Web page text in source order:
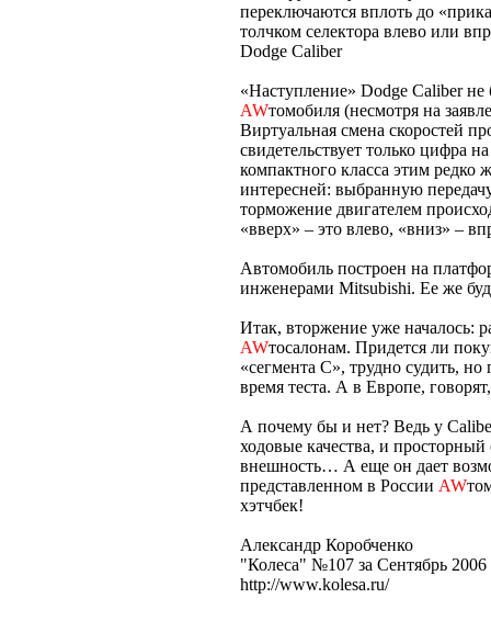
переключаются вплоть до
толчком селектора влево или
Dodge Caliber
«Наступление» Dodge Caliber не
AWтомобиля (несмотря на
Виртуальная смена скоростей
свидетельствует только цифра
компактного класса этим
интересней: выбранную
торможение двигателем
«вверх» – это влево, «вниз» –
Автомобиль построен на
инженерами Mitsubishi. Ее же
Итак, вторжение уже началось:
AWтосалонам. Придется ли
«сегмента С», трудно судить,
время теста. А в Европе,
А почему бы и нет? Ведь у
ходовые качества, и просторный
внешность… А еще он дает
представленном в России AW
хэтчбек!
Александр Коробченко
"Колеса" №107 за Сентябрь 2006
http://www.kolesa.ru/